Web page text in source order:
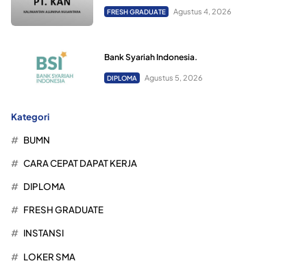
FRESH GRADUATE Agustus 4, 2026
Bank Syariah Indonesia.
DIPLOMA Agustus 5, 2026
Kategori
BUMN
CARA CEPAT DAPAT KERJA
DIPLOMA
FRESH GRADUATE
INSTANSI
LOKER SMA